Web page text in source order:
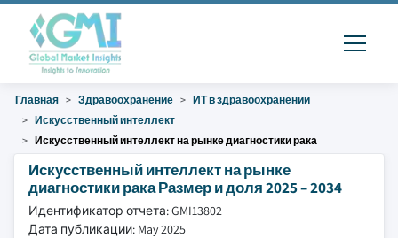
Главная Здравоохранение
ИТ в здравоохранении
Искусственный интеллект
Искусственный интеллект на рынке диагностики рака
Искусственный интеллект на рынке
диагностики рака Размер и доля 2025 – 2034
Идентификатор отчета: GMI13802
Дата публикации: May 2025